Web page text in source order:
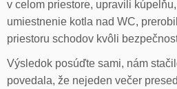
v celom priestore, upravili
umiestnenie kotla nad WC,
priestoru schodov kvôli
Výsledok posúďte sami, nám
povedala, že nejeden večer